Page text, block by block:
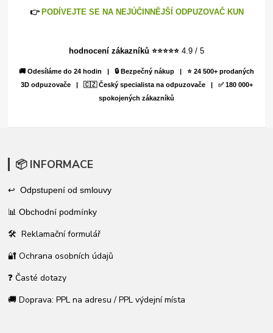
👉 PODÍVEJTE SE NA NEJÚČINNĚJŠÍ ODPUZOVAČ KUN
hodnocení zákazníků ⭐⭐⭐⭐⭐ 4.9 / 5
🚚 Odesíláme do 24 hodin | 🔒 Bezpečný nákup | ⭐ 24 500+ prodaných
3D odpuzovače | 🇨🇿 Český specialista na odpuzovače | ✅ 180 000+
spokojených zákazníků
📦 INFORMACE
↩ Odpstupení od smlouvy
📊 Obchodní podmínky
🛠 Reklamační formulář
🔐 Ochrana osobních údajů
❓ Časté dotazy
🚚 Doprava: PPL na adresu / PPL výdejní místa